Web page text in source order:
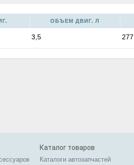
ОБЪЕМ ДВИГ. Л
3,5 277
Каталог товаров
Каталоги автозапчастей